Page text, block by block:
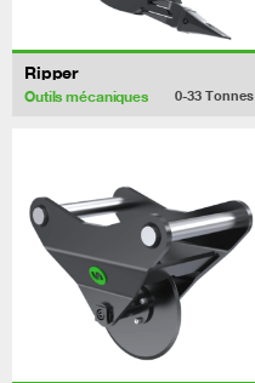
Ripper
Outils mécaniques 0-33 Tonnes